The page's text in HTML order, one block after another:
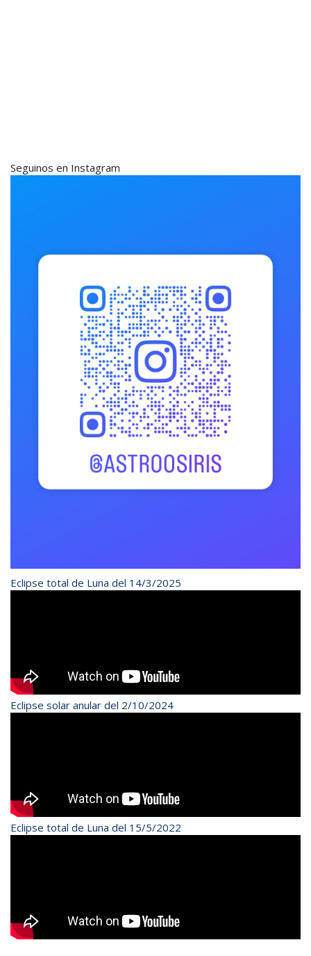
Seguinos en Instagram
Eclipse total de Luna del 14/3/2025
Eclipse solar anular del 2/10/2024
Eclipse total de Luna del 15/5/2022